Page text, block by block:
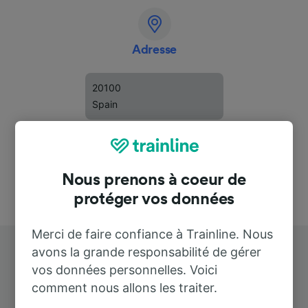
Adresse
20100
Spain
Nous prenons à coeur de
protéger vos données
Merci de faire confiance à Trainline. Nous
avons la grande responsabilité de gérer
vos données personnelles. Voici
comment nous allons les traiter.